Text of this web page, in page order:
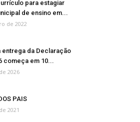
para estagiar
de ensino em...
de 2022
entrega da Declaração
começa em 10...
2026
PAIS
2021